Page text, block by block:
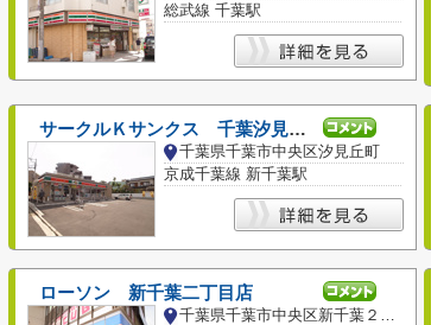
総武線 千葉駅
サークルＫサンクス 千葉汐見丘町店
千葉県千葉市中央区汐見丘町
京成千葉線 新千葉駅
ローソン 新千葉二丁目店
千葉県千葉市中央区新千葉２丁目